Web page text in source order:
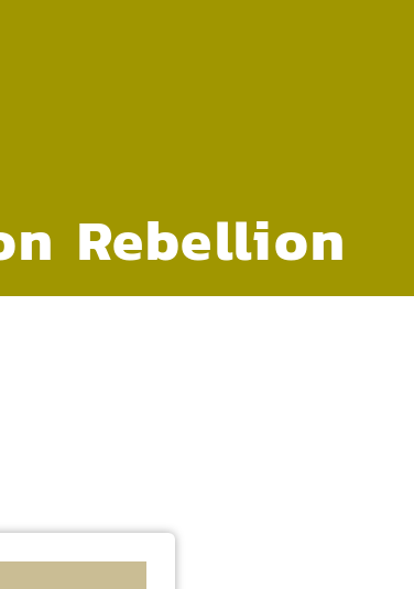
Rebellion